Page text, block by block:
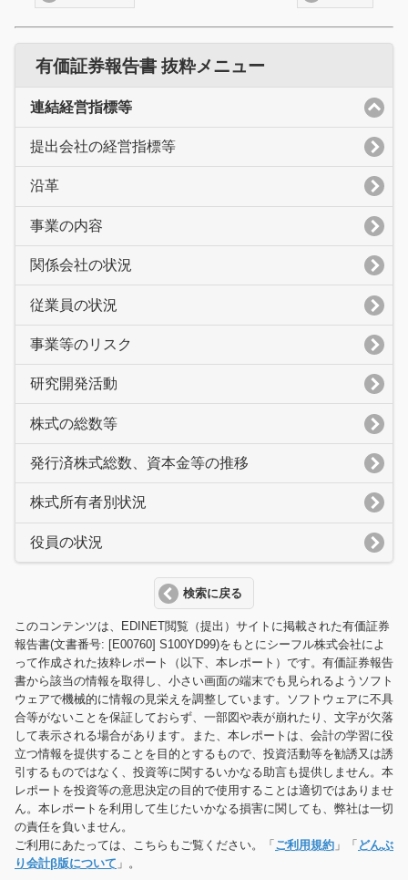
有価証券報告書 抜粋メニュー
連結経営指標等
提出会社の経営指標等
沿革
事業の内容
関係会社の状況
従業員の状況
事業等のリスク
研究開発活動
株式の総数等
発行済株式総数、資本金等の推移
株式所有者別状況
役員の状況
検索に戻る
このコンテンツは、EDINET閲覧（提出）サイトに掲載された有価証券
報告書(文書番号: [E00760] S100YD99)をもとにシーフル株式会社によ
って作成された抜粋レポート（以下、本レポート）です。有価証券報告
書から該当の情報を取得し、小さい画面の端末でも見られるようソフト
ウェアで機械的に情報の見栄えを調整しています。ソフトウェアに不具
合等がないことを保証しておらず、一部図や表が崩れたり、文字が欠落
して表示される場合があります。また、本レポートは、会計の学習に役
立つ情報を提供することを目的とするもので、投資活動等を勧誘又は誘
引するものではなく、投資等に関するいかなる助言も提供しません。本
レポートを投資等の意思決定の目的で使用することは適切ではありませ
ん。本レポートを利用して生じたいかなる損害に関しても、弊社は一切
の責任を負いません。
ご利用にあたっては、こちらもご覧ください。「 ご利用規約 」「 どんぶ
り会計β版について 」。